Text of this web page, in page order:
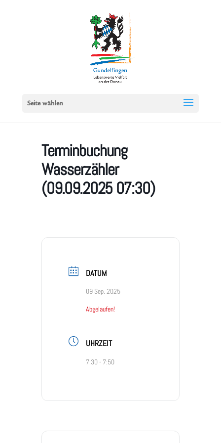
Seite wählen
Terminbuchung
Wasserzähler
(09.09.2025 07:30)
DATUM
09 Sep. 2025
Abgelaufen!
UHRZEIT
7:30 - 7:50